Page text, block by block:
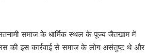
समाज के धार्मिक स्थल के पूज्य जैतखाम में
की इस कार्रवाई से समाज के लोग असंतुष्ट थे और